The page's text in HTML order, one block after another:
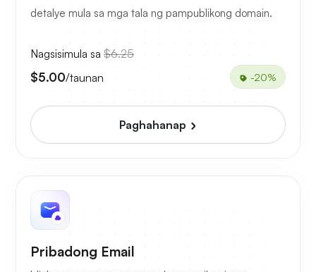
detalye mula sa mga tala ng pampublikong domain.
Nagsisimula sa $6.25
$5.00/taunan -20%
Paghahanap
Pribadong Email